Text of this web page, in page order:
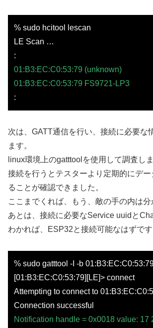
% sudo hcitool lescan
LE Scan …
:
01:B3:EC:C0:53:79 (unknown)
01:B3:EC:C0:53:79 FS9721-LP3
:
次は、GATT通信を行い、接続に必要な
ます。
linux環境上のgatttoolを使用して調査しま
接続を行うとテスターより定期的にデ
ることが確認できました。
ここまでくれば、もう、敵の手の内は分
あとは、接続に必要なService uuidと
わかれば、ESP32と接続可能なはずです
% sudo gatttool -I -b
[01:B3:EC:C0:53:79][LE]> connect
Attempting to connect to
Connection successful
Notification handle = 0x0018 value: 17